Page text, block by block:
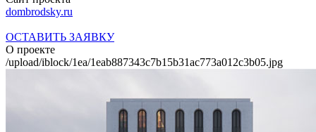
dombrodsky.ru
ОСТАВИТЬ ЗАЯВКУ
О проекте
/upload/iblock/1ea/1eab887343c7b15b31ac773a012c3b05.jpg